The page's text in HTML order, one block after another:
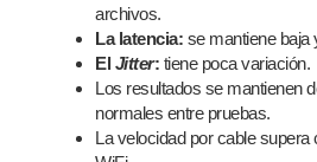
archivos.
La latencia: se mantiene baja
El Jitter: tiene poca variación.
Los resultados se mantienen
normales entre pruebas.
La velocidad por cable